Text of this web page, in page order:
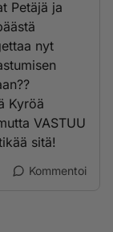
Petäjä ja
nyt
Kyröä
VASTUU
sitä!
Kommentoi